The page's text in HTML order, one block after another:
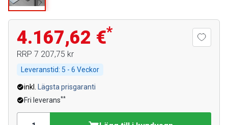
4.167,62 €*
RRP 7 207,75 kr
Leveranstid: 5 - 6 Veckor
inkl.
Lägsta prisgaranti
Fri leverans**